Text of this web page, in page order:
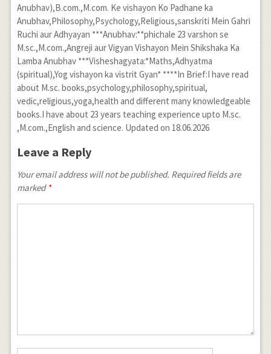
Anubhav),B.com.,M.com. Ke vishayon Ko Padhane ka
Anubhav,Philosophy,Psychology,Religious,sanskriti Mein Gahri
Ruchi aur Adhyayan ***Anubhav:**phichale 23 varshon se
M.sc.,M.com.,Angreji aur Vigyan Vishayon Mein Shikshaka Ka
Lamba Anubhav ***Visheshagyata:*Maths,Adhyatma
(spiritual),Yog vishayon ka vistrit Gyan* ****In Brief:I have read
about M.sc. books,psychology,philosophy,spiritual,
vedic,religious,yoga,health and different many knowledgeable
books.I have about 23 years teaching experience upto M.sc.
,M.com.,English and science. Updated on 18.06.2026
Leave a Reply
Your email address will not be published. Required fields are
marked *